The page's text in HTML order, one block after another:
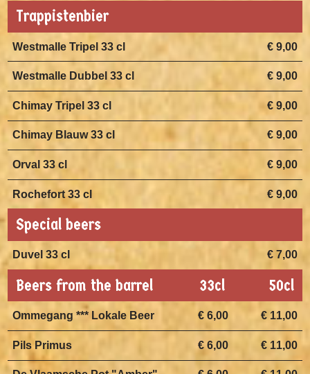
Trappistenbier
€ 9,00
Westmalle Tripel 33 cl
€ 9,00
Westmalle Dubbel 33 cl
€ 9,00
Chimay Tripel 33 cl
€ 9,00
Chimay Blauw 33 cl
€ 9,00
Orval 33 cl
€ 9,00
Rochefort 33 cl
Special beers
€ 7,00
Duvel 33 cl
Beers from the barrel 50cl
33cl
€ 11,00
€ 6,00
Ommegang *** Lokale Beer
€ 11,00
€ 6,00
Pils Primus